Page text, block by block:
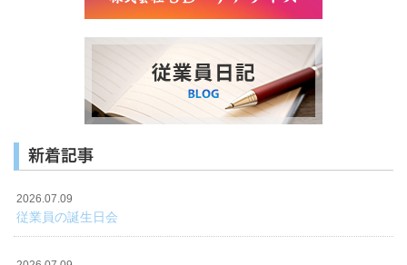
新着記事
2026.07.09
従業員の誕生日会